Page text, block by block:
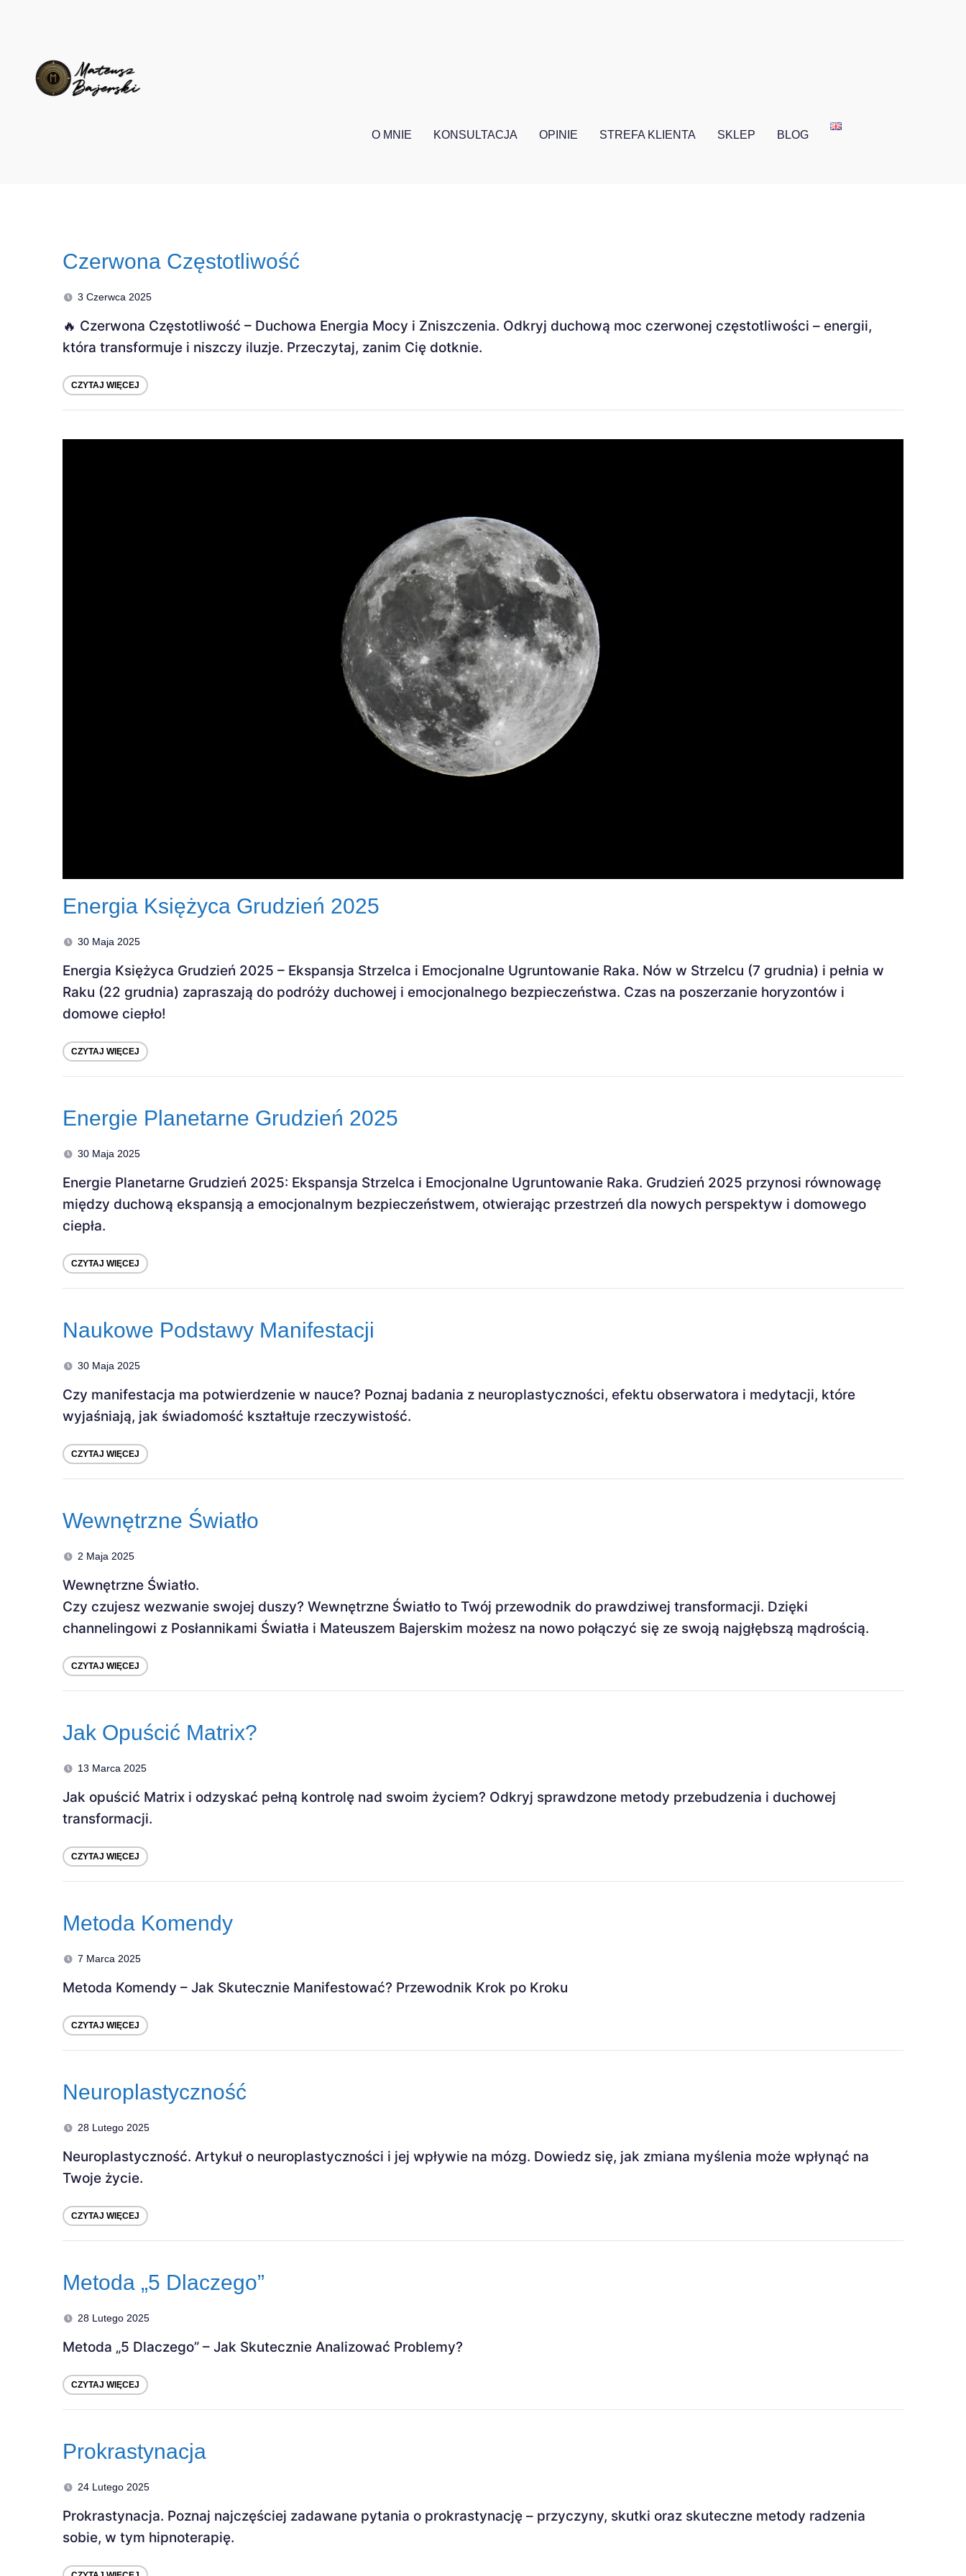
O MNIE KONSULTACJA OPINIE STREFA KLIENTA SKLEP BLOG
Czerwona Częstotliwość
3 Czerwca 2025
🔥 Czerwona Częstotliwość – Duchowa Energia Mocy i Zniszczenia. Odkryj duchową moc czerwonej częstotliwości – energii,
która transformuje i niszczy iluzje. Przeczytaj, zanim Cię dotknie.
CZYTAJ WIĘCEJ
Energia Księżyca Grudzień 2025
30 Maja 2025
Energia Księżyca Grudzień 2025 – Ekspansja Strzelca i Emocjonalne Ugruntowanie Raka. Nów w Strzelcu (7 grudnia) i pełnia w
Raku (22 grudnia) zapraszają do podróży duchowej i emocjonalnego bezpieczeństwa. Czas na poszerzanie horyzontów i
domowe ciepło!
CZYTAJ WIĘCEJ
Energie Planetarne Grudzień 2025
30 Maja 2025
Energie Planetarne Grudzień 2025: Ekspansja Strzelca i Emocjonalne Ugruntowanie Raka. Grudzień 2025 przynosi równowagę
między duchową ekspansją a emocjonalnym bezpieczeństwem, otwierając przestrzeń dla nowych perspektyw i domowego
ciepła.
CZYTAJ WIĘCEJ
Naukowe Podstawy Manifestacji
30 Maja 2025
Czy manifestacja ma potwierdzenie w nauce? Poznaj badania z neuroplastyczności, efektu obserwatora i medytacji, które
wyjaśniają, jak świadomość kształtuje rzeczywistość.
CZYTAJ WIĘCEJ
Wewnętrzne Światło
2 Maja 2025
Wewnętrzne Światło.
Czy czujesz wezwanie swojej duszy? Wewnętrzne Światło to Twój przewodnik do prawdziwej transformacji. Dzięki
channelingowi z Posłannikami Światła i Mateuszem Bajerskim możesz na nowo połączyć się ze swoją najgłębszą mądrością.
CZYTAJ WIĘCEJ
Jak Opuścić Matrix?
13 Marca 2025
Jak opuścić Matrix i odzyskać pełną kontrolę nad swoim życiem? Odkryj sprawdzone metody przebudzenia i duchowej
transformacji.
CZYTAJ WIĘCEJ
Metoda Komendy
7 Marca 2025
Metoda Komendy – Jak Skutecznie Manifestować? Przewodnik Krok po Kroku
CZYTAJ WIĘCEJ
Neuroplastyczność
28 Lutego 2025
Neuroplastyczność. Artykuł o neuroplastyczności i jej wpływie na mózg. Dowiedz się, jak zmiana myślenia może wpłynąć na
Twoje życie.
CZYTAJ WIĘCEJ
Metoda „5 Dlaczego”
28 Lutego 2025
Metoda „5 Dlaczego” – Jak Skutecznie Analizować Problemy?
CZYTAJ WIĘCEJ
Prokrastynacja
24 Lutego 2025
Prokrastynacja. Poznaj najczęściej zadawane pytania o prokrastynację – przyczyny, skutki oraz skuteczne metody radzenia
sobie, w tym hipnoterapię.